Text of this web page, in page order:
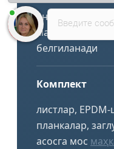
ён тўлқин
маҳкамлаш
белгиланади
Комплект
листлар,
планкалар,
асосга мос
Введите